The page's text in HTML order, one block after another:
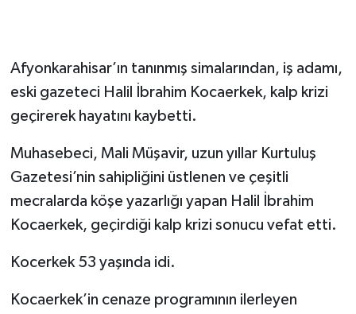
Afyonkarahisar’ın tanınmış simalarından, iş adamı,
eski gazeteci Halil İbrahim Kocaerkek, kalp krizi
geçirerek hayatını kaybetti.
Muhasebeci, Mali Müşavir, uzun yıllar Kurtuluş
Gazetesi’nin sahipliğini üstlenen ve çeşitli
mecralarda köşe yazarlığı yapan Halil İbrahim
Kocaerkek, geçirdiği kalp krizi sonucu vefat etti.
Kocerkek 53 yaşında idi.
Kocaerkek’in cenaze programının ilerleyen